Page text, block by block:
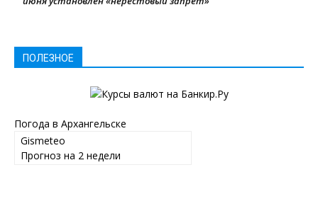
ПОЛЕЗНОЕ
Погода в Архангельске
Gismeteo
Прогноз на 2 недели